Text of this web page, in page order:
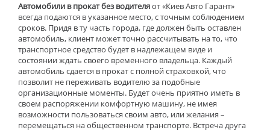
Автомобили в прокат без водителяот «Киев Авто Гарант»
всегда подаются в указанное место, с точным соблюдением
сроков. Придя в ту часть города, где должен быть оставлен
автомобиль, клиент может точно рассчитывать на то, что
транспортное средство будет в надлежащем виде и
состоянии ждать своего временного владельца. Каждый
автомобиль сдается в прокат с полной страховкой, что
позволит не переживать водителю за подобные
организационные моменты. Будет очень приятно иметь в
своем распоряжении комфортную машину, не имея
возможности пользоваться своим авто, или желания –
перемещаться на общественном транспорте. Встреча друга